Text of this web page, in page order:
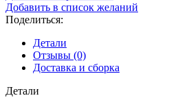
Добавить в список желаний
Поделиться:
Детали
Отзывы (0)
Доставка и сборка
Детали